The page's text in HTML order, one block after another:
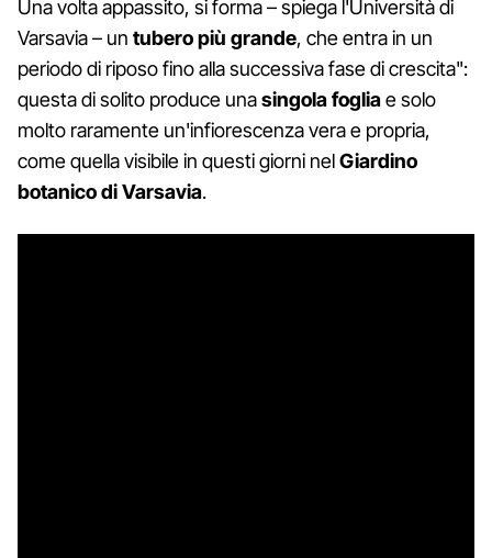
Una volta appassito, si forma – spiega l'Università di
Varsavia – un tubero più grande, che entra in un
periodo di riposo fino alla successiva fase di crescita":
questa di solito produce unasingola fogliae solo
molto raramente un'infiorescenza vera e propria,
come quella visibile in questi giorni nelGiardino
botanico di Varsavia.